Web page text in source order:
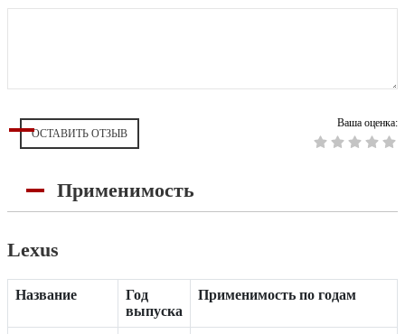
ОСТАВИТЬ ОТЗЫВ
Ваша оценка:
Применимость
Lexus
Название
Год
выпуска
Применимость по годам